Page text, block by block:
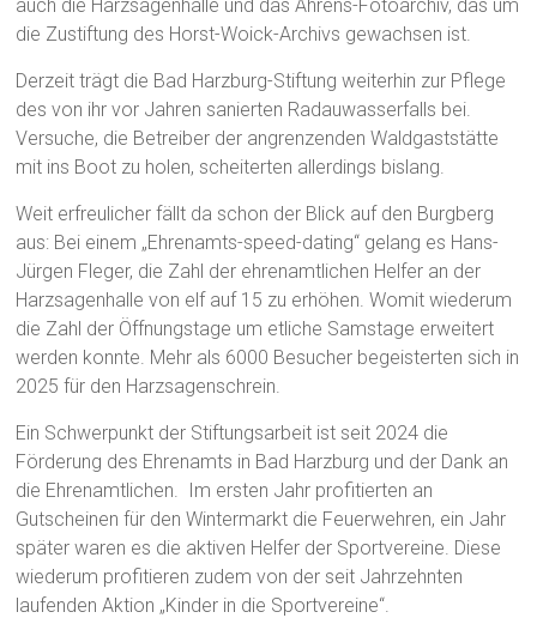
auch die Harzsagenhalle und das Ahrens-Fotoarchiv, das um
die Zustiftung des Horst-Woick-Archivs gewachsen ist.
Derzeit trägt die Bad Harzburg-Stiftung weiterhin zur Pflege
des von ihr vor Jahren sanierten Radauwasserfalls bei.
Versuche, die Betreiber der angrenzenden Waldgaststätte
mit ins Boot zu holen, scheiterten allerdings bislang.
Weit erfreulicher fällt da schon der Blick auf den Burgberg
aus: Bei einem „Ehrenamts-speed-dating“ gelang es Hans-
Jürgen Fleger, die Zahl der ehrenamtlichen Helfer an der
Harzsagenhalle von elf auf 15 zu erhöhen. Womit wiederum
die Zahl der Öffnungstage um etliche Samstage erweitert
werden konnte. Mehr als 6000 Besucher begeisterten sich in
2025 für den Harzsagenschrein.
Ein Schwerpunkt der Stiftungsarbeit ist seit 2024 die
Förderung des Ehrenamts in Bad Harzburg und der Dank an
die Ehrenamtlichen. Im ersten Jahr profitierten an
Gutscheinen für den Wintermarkt die Feuerwehren, ein Jahr
später waren es die aktiven Helfer der Sportvereine. Diese
wiederum profitieren zudem von der seit Jahrzehnten
laufenden Aktion „Kinder in die Sportvereine“.